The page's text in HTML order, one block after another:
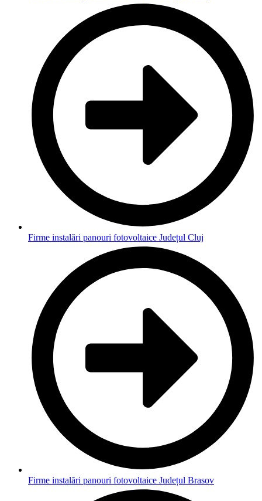
Firme instalări panouri fotovoltaice Județul Cluj
Firme instalări panouri fotovoltaice Județul Brasov